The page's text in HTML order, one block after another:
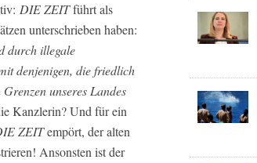
DIE ZEITführt als
unterschrieben haben:
durch illegale
denjenigen, die friedlich
unseres Landes
Kanzlerin? Und für ein
ZEITempört, der alten
Ansonsten ist der